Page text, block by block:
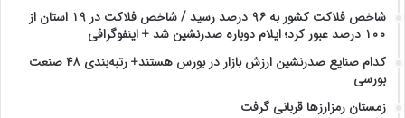
شاخص فلاکت کشور به ۹۶ درصد رسید / شاخص فلاکت در ۱۹ استان از
۱۰۰ درصد عبور کرد؛ ایلام دوباره صدرنشین شد + اینفوگرافی
کدام صنایع صدرنشین‌ ارزش بازار در بورس هستند+ رتبه‌بندی ۴۸ صنعت
بورسی
زمستان رمزارزها قربانی گرفت